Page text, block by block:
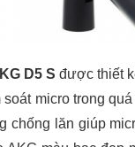
D5 S được thiết
soát micro trong
chống lăn giúp